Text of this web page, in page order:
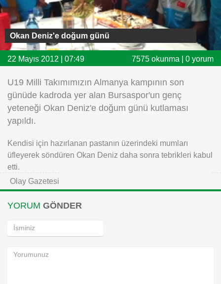
Fikstür
Facebook
Twitter
Instagram
Android
Okan Deniz'e doğum günü
22 Mayıs 2012 | 07:49 7575 okunma | 0 yorum
U19 Milli Takımımızın Almanya kampının son
günüde kadroda yer alan Bursaspor'un genç
yeteneği Okan Deniz'e doğum günü kutlaması
yapıldı.
Kendisi için hazırlanan pastanın üzerindeki mumları
üfleyerek söndüren Okan Deniz daha sonra tebrikleri kabul
etti.
Olay Gazetesi
YORUM GÖNDER